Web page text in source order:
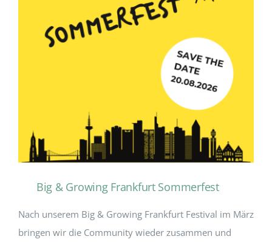
Big & Growing Frankfurt Sommerfest
Nach unserem Big & Growing Frankfurt Festival im März
bringen wir die Community wieder zusammen und